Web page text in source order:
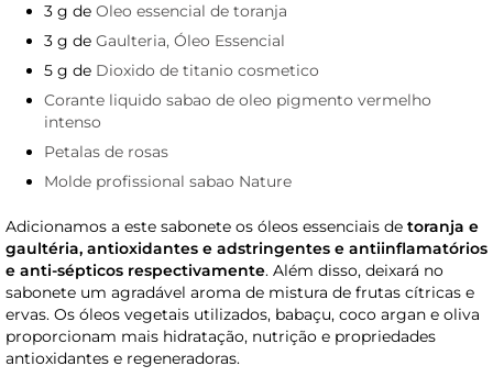
3 g de Oleo essencial de toranja
3 g de Gaulteria, Óleo Essencial
5 g de Dioxido de titanio cosmetico
Corante liquido sabao de oleo pigmento vermelho
intenso
Petalas de rosas
Molde profissional sabao Nature
Adicionamos a este sabonete os óleos essenciais de toranja e
gaultéria, antioxidantes e adstringentes e antiinflamatórios
e anti-sépticos respectivamente. Além disso, deixará no
sabonete um agradável aroma de mistura de frutas cítricas e
ervas. Os óleos vegetais utilizados, babaçu, coco argan e oliva
proporcionam mais hidratação, nutrição e propriedades
antioxidantes e regeneradoras.